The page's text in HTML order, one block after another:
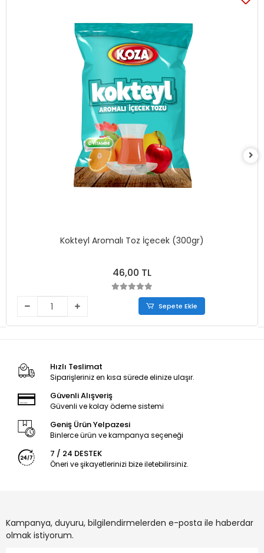
Kokteyl Aromalı Toz İçecek (300gr)
46,00 TL
Sepete Ekle
Hızlı Teslimat
Siparişleriniz en kısa sürede elinize ulaşır.
Güvenli Alışveriş
Güvenli ve kolay ödeme sistemi
Geniş Ürün Yelpazesi
Binlerce ürün ve kampanya seçeneği
7 / 24 DESTEK
Öneri ve şikayetlerinizi bize iletebilirsiniz.
Kampanya, duyuru, bilgilendirmelerden e-posta ile haberdar
olmak istiyorum.